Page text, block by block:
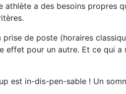
athlète a des besoins propres
de poste (horaires
pour un autre. Et ce qui
est in-dis-pen-sable ! Un